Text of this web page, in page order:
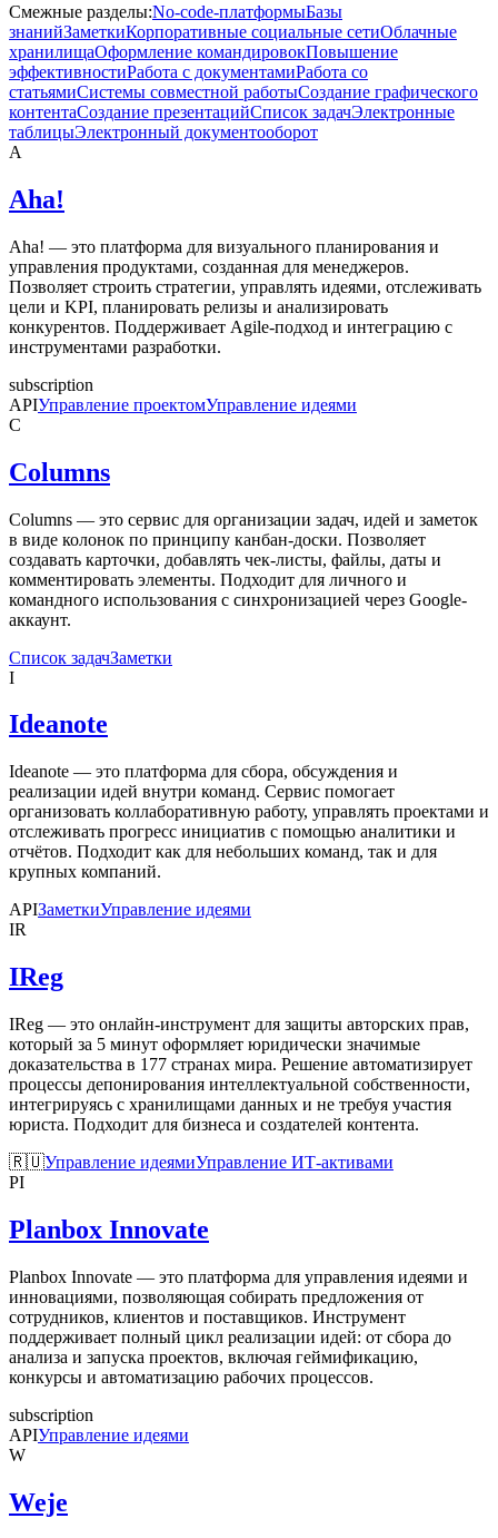
Смежные разделы:No-code-платформыБазы
знанийЗаметкиКорпоративные социальные сетиОблачные
хранилищаОформление командировокПовышение
эффективностиРабота с документамиРабота со
статьямиСистемы совместной работыСоздание графического
контентаСоздание презентацийСписок задачЭлектронные
таблицыЭлектронный документооборот
A
Aha!
Aha! — это платформа для визуального планирования и
управления продуктами, созданная для менеджеров.
Позволяет строить стратегии, управлять идеями, отслеживать
цели и KPI, планировать релизы и анализировать
конкурентов. Поддерживает Agile-подход и интеграцию с
инструментами разработки.
subscription
APIУправление проектомУправление идеями
C
Columns
Columns — это сервис для организации задач, идей и заметок
в виде колонок по принципу канбан-доски. Позволяет
создавать карточки, добавлять чек-листы, файлы, даты и
комментировать элементы. Подходит для личного и
командного использования с синхронизацией через Google-
аккаунт.
Список задачЗаметки
I
Ideanote
Ideanote — это платформа для сбора, обсуждения и
реализации идей внутри команд. Сервис помогает
организовать коллаборативную работу, управлять проектами и
отслеживать прогресс инициатив с помощью аналитики и
отчётов. Подходит как для небольших команд, так и для
крупных компаний.
APIЗаметкиУправление идеями
IR
IReg
IReg — это онлайн-инструмент для защиты авторских прав,
который за 5 минут оформляет юридически значимые
доказательства в 177 странах мира. Решение автоматизирует
процессы депонирования интеллектуальной собственности,
интегрируясь с хранилищами данных и не требуя участия
юриста. Подходит для бизнеса и создателей контента.
🇷🇺Управление идеямиУправление ИТ-активами
PI
Planbox Innovate
Planbox Innovate — это платформа для управления идеями и
инновациями, позволяющая собирать предложения от
сотрудников, клиентов и поставщиков. Инструмент
поддерживает полный цикл реализации идей: от сбора до
анализа и запуска проектов, включая геймификацию,
конкурсы и автоматизацию рабочих процессов.
subscription
APIУправление идеями
W
Weje